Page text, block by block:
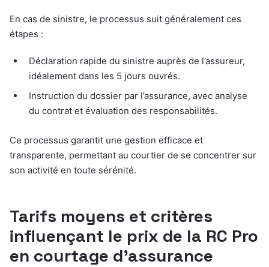
En cas de sinistre, le processus suit généralement ces
étapes :
Déclaration rapide du sinistre auprès de l’assureur,
idéalement dans les 5 jours ouvrés.
Instruction du dossier par l’assurance, avec analyse
du contrat et évaluation des responsabilités.
Ce processus garantit une gestion efficace et
transparente, permettant au courtier de se concentrer sur
son activité en toute sérénité.
Tarifs moyens et critères
influençant le prix de la RC Pro
en courtage d’assurance